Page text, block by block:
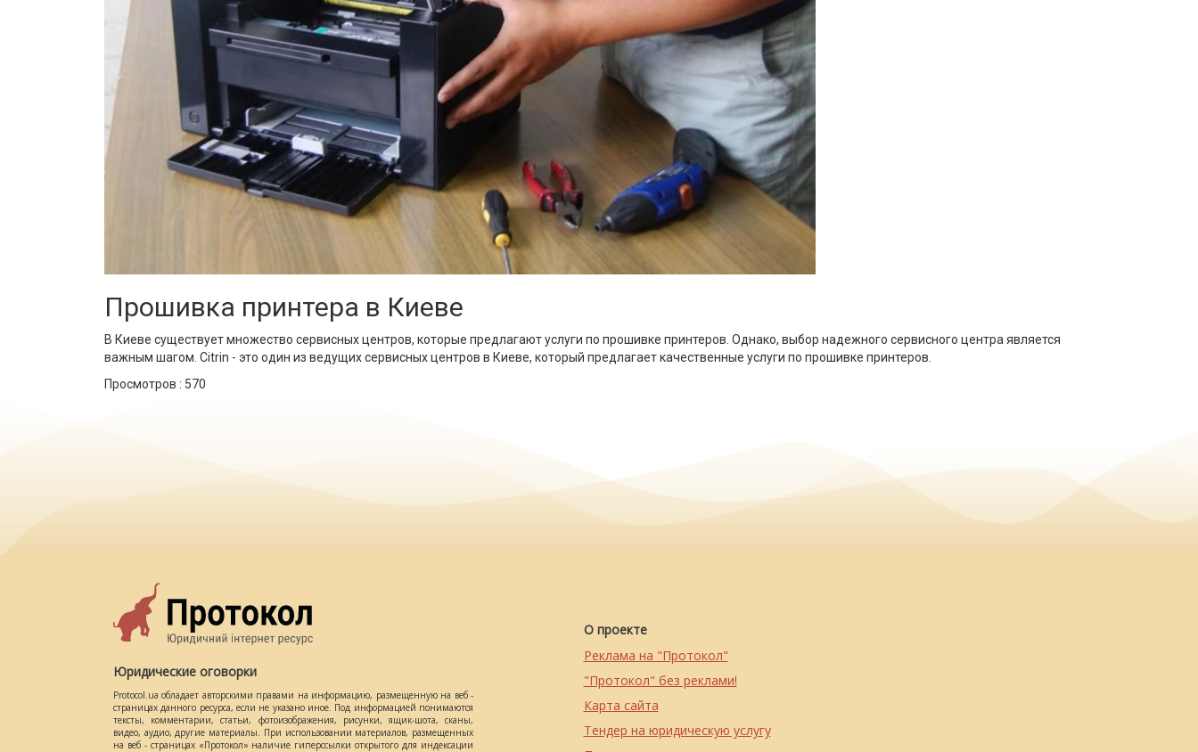
Прошивка принтера в Киеве
В Киеве существует множество сервисных центров, которые предлагают услуги по прошивке принтеров. Однако, выбор надежного сервисного центра является
важным шагом. Citrin - это один из ведущих сервисных центров в Киеве, который предлагает качественные услуги по прошивке принтеров.
Просмотров : 570
Юридические оговорки
Protocol.ua обладает авторскими правами на информацию, размещенную на веб -
страницах данного ресурса, если не указано иное. Под информацией понимаются
тексты, комментарии, статьи, фотоизображения, рисунки, ящик-шота, сканы,
видео, аудио, другие материалы. При использовании материалов, размещенных
на веб - страницах «Протокол» наличие гиперссылки открытого для индексации
О проекте
Реклама на "Протокол"
"Протокол" без реклами!
Карта сайта
Тендер на юридическую услугу